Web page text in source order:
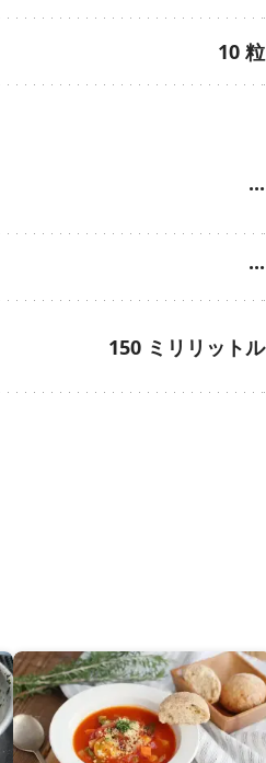
10 粒
···
···
150 ミリリットル